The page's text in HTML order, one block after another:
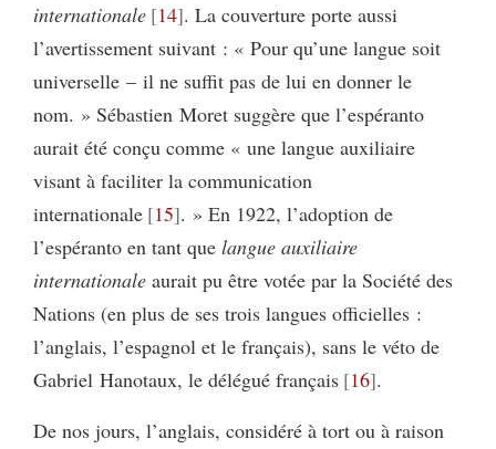
internationale 14 . La couverture porte aussi
l’avertissement suivant : « Pour qu’une langue soit
universelle – il ne suffit pas de lui en donner le
nom. » Sébastien Moret suggère que l’espéranto
aurait été conçu comme « une langue auxiliaire
visant à faciliter la communication
internationale 15 . » En 1922, l’adoption de
l’espéranto en tant que langue auxiliaire
internationale aurait pu être votée par la Société des
Nations (en plus de ses trois langues officielles :
l’anglais, l’espagnol et le français), sans le véto de
Gabriel Hanotaux, le délégué français 16 .
De nos jours, l’anglais, considéré à tort ou à raison